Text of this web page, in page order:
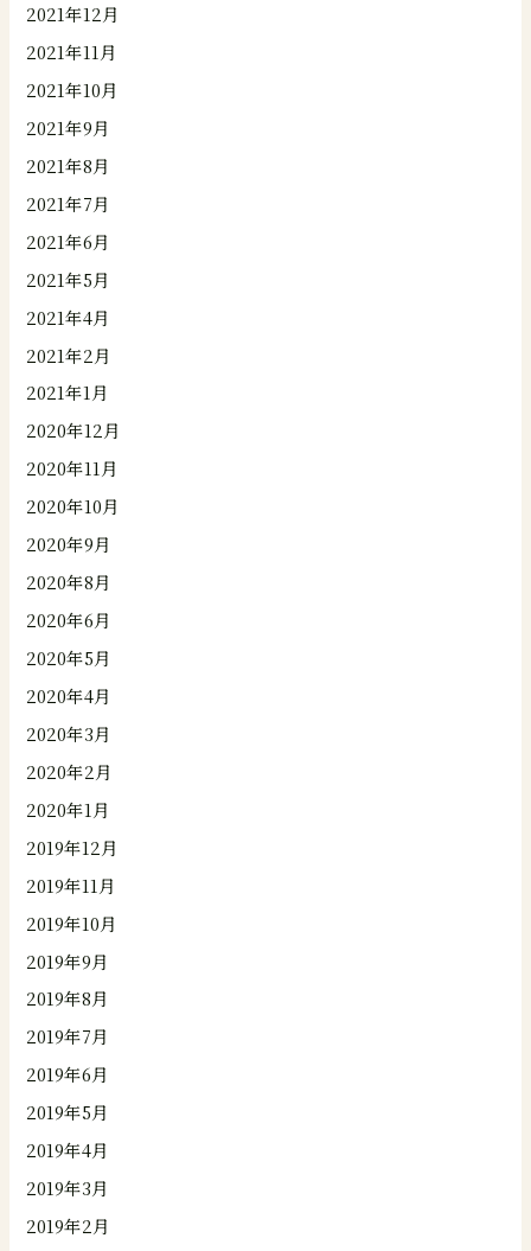
2021年12月
2021年11月
2021年10月
2021年9月
2021年8月
2021年7月
2021年6月
2021年5月
2021年4月
2021年2月
2021年1月
2020年12月
2020年11月
2020年10月
2020年9月
2020年8月
2020年6月
2020年5月
2020年4月
2020年3月
2020年2月
2020年1月
2019年12月
2019年11月
2019年10月
2019年9月
2019年8月
2019年7月
2019年6月
2019年5月
2019年4月
2019年3月
2019年2月